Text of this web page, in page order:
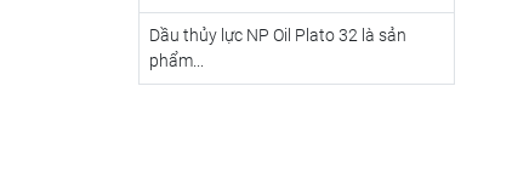
Dầu thủy lực NP Oil Plato 32 là sản
phẩm...